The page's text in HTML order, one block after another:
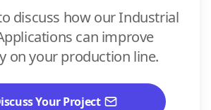
discuss how our Industrial
can improve
on your production line.
Your Project